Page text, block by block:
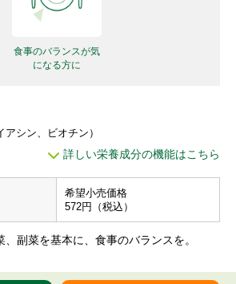
食事のバランスが気
になる方に
アシン、ビオチン）
詳しい栄養成分の機能はこちら
希望小売価格
572円（税込）
副菜を基本に、⾷事のバランスを。